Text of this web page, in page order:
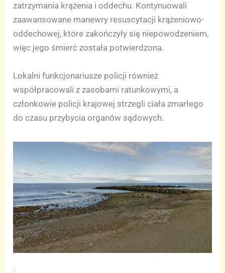
zatrzymania krążenia i oddechu. Kontynuowali
zaawansowane manewry resuscytacji krążeniowo-
oddechowej, które zakończyły się niepowodzeniem,
więc jego śmierć została potwierdzona.
Lokalni funkcjonariusze policji również
współpracowali z zasobami ratunkowymi, a
członkowie policji krajowej strzegli ciała zmarłego
do czasu przybycia organów sądowych.